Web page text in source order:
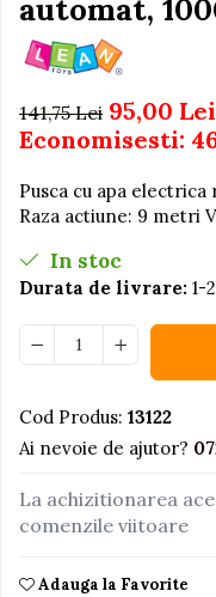
Jucarii de baie
Seturi de frumusete
Caluti balansoar
Interactive, educative
Figurine
Blocuri de constructie
Creative
Electrocasnice si
Fotolii gonflabile
Jocuri de indemanare
Jocuri sportive
Ingrijire cosmetica
Perioada Alaptarii
Pompe de san
automat,
141,75 Lei 95,00 Lei
Economisesti:
Pusca cu apa
Raza actiune: 9 metri
In stoc
Durata de livrare: 1-
Cod Produs: 13122
Ai nevoie de ajutor?
La achizitionarea
comenzile viitoare
Adauga la Favorite